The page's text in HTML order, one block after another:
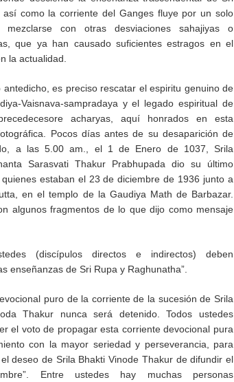
a R. Prakash
de Srila Prabhupada)
así como la corriente del Ganges fluye por un solo
mezclarse con otras desviaciones sahajiyas o
que ya han causado suficientes estragos en el
la actualidad.
antedicho, es preciso rescatar el espiritu genuino de
Vaisnava-sampradaya y el legado espiritual de
acharyas, aquí honrados en esta
Pocos días antes de su desaparición de
a las 5.00 am., el 1 de Enero de 1037, Srila
Sarasvati Thakur Prabhupada dio su último
estaban el 23 de diciembre de 1936 junto a
en el templo de la Gaudiya Math de Barbazar.
algunos fragmentos de lo que dijo como mensaje
(discípulos directos e indirectos) deben
enseñanzas de Sri Rupa y Raghunatha”.
puro de la corriente de la sucesión de Srila
Thakur nunca será detenido. Todos ustedes
el voto de propagar esta corriente devocional pura
con la mayor seriedad y perseverancia, para
deseo de Srila Bhakti Vinode Thakur de difundir el
Entre ustedes hay muchas personas